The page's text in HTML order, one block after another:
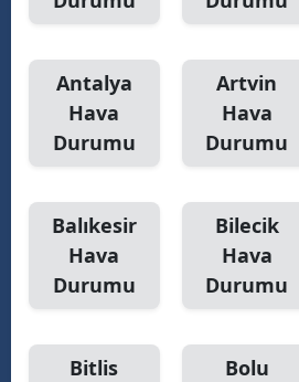
Antalya
Hava
Durumu
Artvin
Hava
Durumu
Balıkesir
Hava
Durumu
Bilecik
Hava
Durumu
Bitlis
Bolu